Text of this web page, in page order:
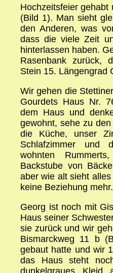
Hochzeitsfeier gehabt
(Bild 1). Man sieht
den Anderen, was
dass die viele Zeit
hinterlassen haben.
Rasenbank zurück,
Stein 15. Längengrad
Wir gehen die
Gourdets Haus Nr.
dem Haus und
gewohnt, sehe zu
die Küche, unser
Schlafzimmer und
wohnten
Backstube von
aber wie alt sieht
keine Beziehung mehr.
Georg ist noch mit
Haus seiner
sie zurück und wir
Bismarckweg 11 b
gebaut hatte und wir
das Haus steht
dunkelgraues